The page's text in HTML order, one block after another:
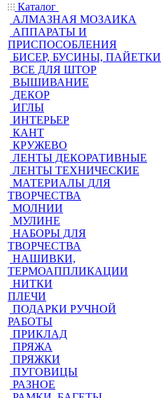
Каталог
АЛМАЗНАЯ МОЗАИКА
АППАРАТЫ И
ПРИСПОСОБЛЕНИЯ
БИСЕР, БУСИНЫ, ПАЙЕТКИ
ВСЕ ДЛЯ ШТОР
ВЫШИВАНИЕ
ДЕКОР
ИГЛЫ
ИНТЕРЬЕР
КАНТ
КРУЖЕВО
ЛЕНТЫ ДЕКОРАТИВНЫЕ
ЛЕНТЫ ТЕХНИЧЕСКИЕ
МАТЕРИАЛЫ ДЛЯ
ТВОРЧЕСТВА
МОЛНИИ
МУЛИНЕ
НАБОРЫ ДЛЯ
ТВОРЧЕСТВА
НАШИВКИ,
ТЕРМОАППЛИКАЦИИ
НИТКИ
ПЛЕЧИ
ПОДАРКИ РУЧНОЙ
РАБОТЫ
ПРИКЛАД
ПРЯЖА
ПРЯЖКИ
ПУГОВИЦЫ
РАЗНОЕ